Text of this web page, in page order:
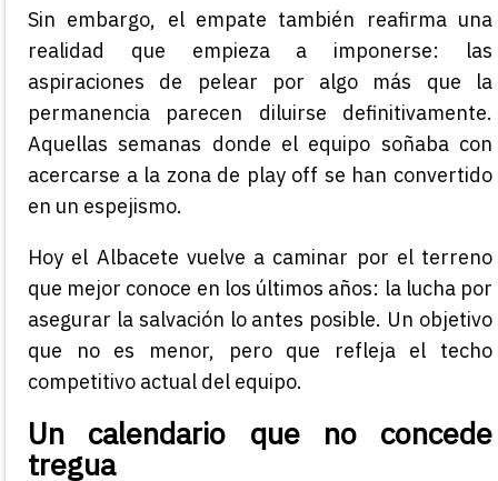
Sin embargo, el empate también reafirma una
realidad que empieza a imponerse: las
aspiraciones de pelear por algo más que la
permanencia parecen diluirse definitivamente.
Aquellas semanas donde el equipo soñaba con
acercarse a la zona de play off se han convertido
en un espejismo.
Hoy el Albacete vuelve a caminar por el terreno
que mejor conoce en los últimos años: la lucha por
asegurar la salvación lo antes posible. Un objetivo
que no es menor, pero que refleja el techo
competitivo actual del equipo.
Un calendario que no concede
tregua